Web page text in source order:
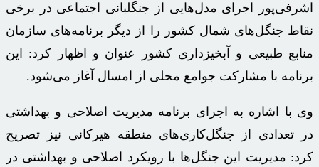
اشرفی‌پور اجرای مدل‌هایی از جنگلبانی اجتماعی در برخی
نقاط جنگل‌های شمال کشور را از دیگر برنامه‌های سازمان
منابع طبیعی و آبخیزداری کشور عنوان و اظهار کرد: این
برنامه با مشارکت جوامع محلی از امسال آغاز می‌شود.
وی با اشاره به اجرای برنامه مدیریت اصلاحی و بهداشتی
در تعدادی از جنگل‌کاری‌های منطقه هیرکانی نیز تصریح
کرد: مدیریت این جنگل‌ها با رویکرد اصلاحی و بهداشتی در